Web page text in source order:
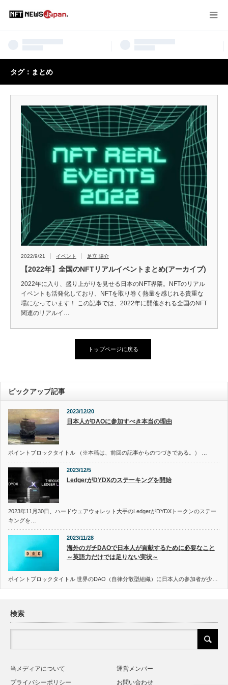
タグ：まとめ
2022/9/21 イベント 足立 陽介
【2022年】全国のNFTリアルイベントまとめ(アーカイブ)
2022年に入り、盛り上がりを見せる日本のNFT界隈。NFTのリアル
イベントも活発化しており、NFTを取り巻く熱量を感じれる貴重な
場になっています！ この記事では、2022年に開催される全国のNFT
関連のリアルイ…
トップページに戻る
ピックアップ記事
2023/12/20
日本人がDAOに参加すべき本当の理由
ポイントブロックタイトル （※本稿は、前回の記事からのつづきである。） …
2023/12/5
LedgerがDYDXのステーキングを開始
2023年11月30日、ハードウェアウォレット大手のLedgerがDYDXトークンのステー
キングを…
2023/11/28
海外のガチDAOで日本人が貢献するために必要なこと
～英語力だけでは足りない実状～
ポイントブロックタイトル 世界のDAO（自律分散型組織）に日本人の参加者が少…
検索
当メディアについて
運営メンバー
プライバシーポリシー
お問い合わせ